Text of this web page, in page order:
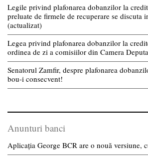
Legile privind plafonarea dobanzilor la
preluate de firmele de recuperare se discuta
(actualizat)
Legea privind plafonarea dobanzilor la
ordinea de zi a comisiilor din Camera
Senatorul Zamfir, despre plafonarea
bou-i consecvent!
Anunturi banci
Aplicația George BCR are o nouă versiune,